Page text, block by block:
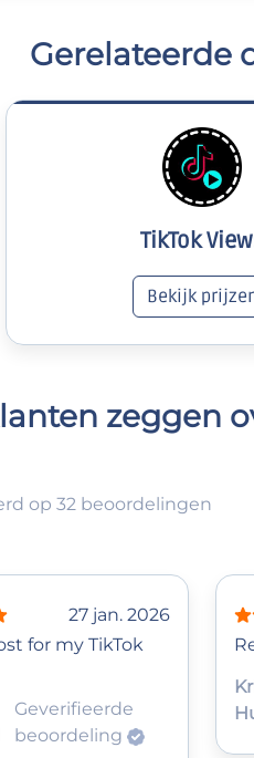
Gerelateerde
TikTok
Bekijk
zeggen
op 32 beoordelingen
27 jan. 2026
for my TikTok
Geverifieerde
beoordeling